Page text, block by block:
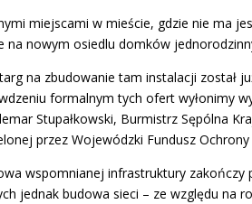
miejscami w mieście, gdzie nie ma
na nowym osiedlu domków
na zbudowanie tam instalacji został
formalnym tych ofert wyłonimy
Stupałkowski, Burmistrz Sępólna
przez Wojewódzki Fundusz
wspomnianej infrastruktury zakończy
jednak budowa sieci – ze względu na